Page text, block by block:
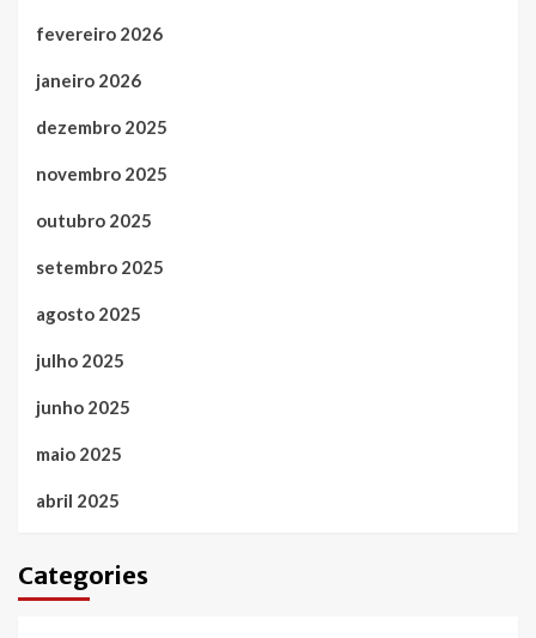
fevereiro 2026
janeiro 2026
dezembro 2025
novembro 2025
outubro 2025
setembro 2025
agosto 2025
julho 2025
junho 2025
maio 2025
abril 2025
Categories